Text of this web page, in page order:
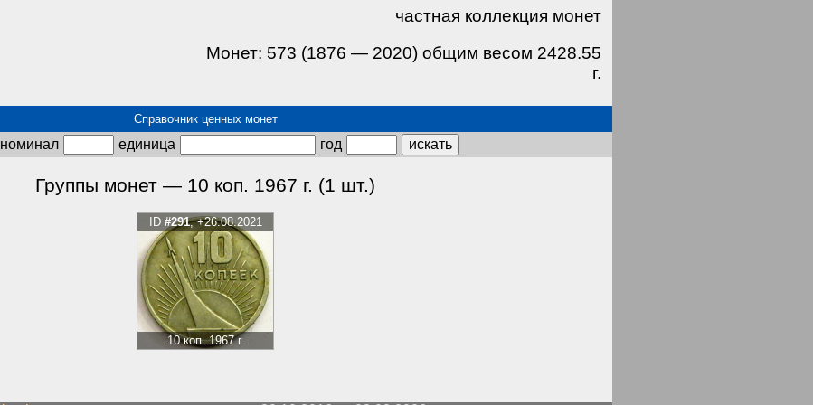
частная коллекция монет
Монет: 573 (1876 — 2020) общим весом 2428.55
г.
Справочник ценных монет
номинал единица год искать
Группы монет — 10 коп. 1967 г. (1 шт.)
10 коп. 1967 г.
ID #291, +26.08.2021